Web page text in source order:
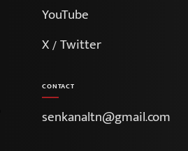
YouTube
X / Twitter
CONTACT
senkanaltn@gmail.com